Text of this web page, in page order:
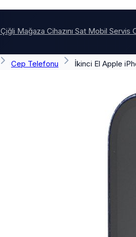
Çiğli Mağaza Cihazını Sat Mobil Servis
Cep Telefonu İkinci El Apple